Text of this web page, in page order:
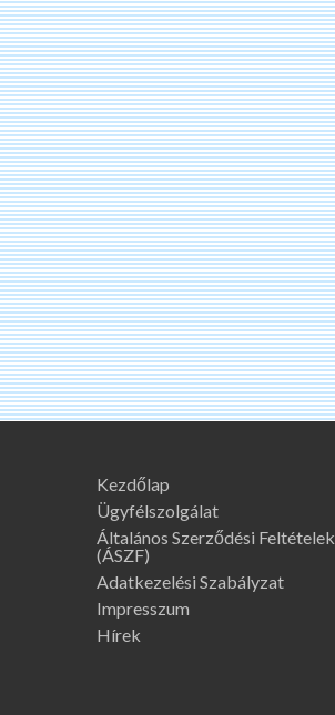
Kezdőlap
Ügyfélszolgálat
Általános Szerződési Feltételek
(ÁSZF)
Adatkezelési Szabályzat
Impresszum
Hírek